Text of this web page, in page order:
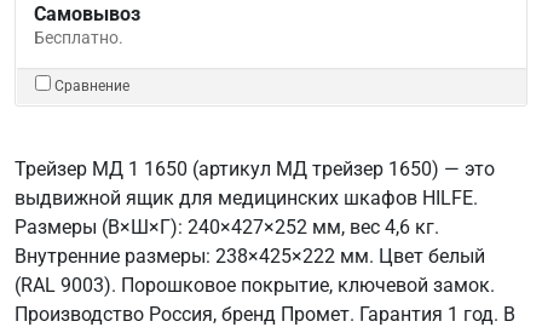
Самовывоз
Бесплатно.
Сравнение
Трейзер МД 1 1650 (артикул МД трейзер 1650) — это
выдвижной ящик для медицинских шкафов HILFE.
Размеры (В×Ш×Г): 240×427×252 мм, вес 4,6 кг.
Внутренние размеры: 238×425×222 мм. Цвет белый
(RAL 9003). Порошковое покрытие, ключевой замок.
Производство Россия, бренд Промет. Гарантия 1 год. В